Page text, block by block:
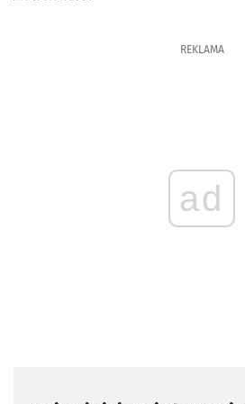
REKLAMA
ad